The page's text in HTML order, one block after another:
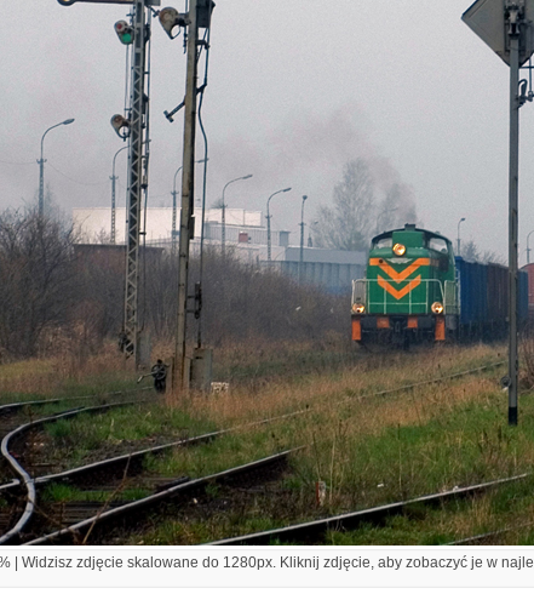
| Widzisz zdjęcie skalowane do 1280px. Kliknij zdjęcie, aby zobaczyć je w